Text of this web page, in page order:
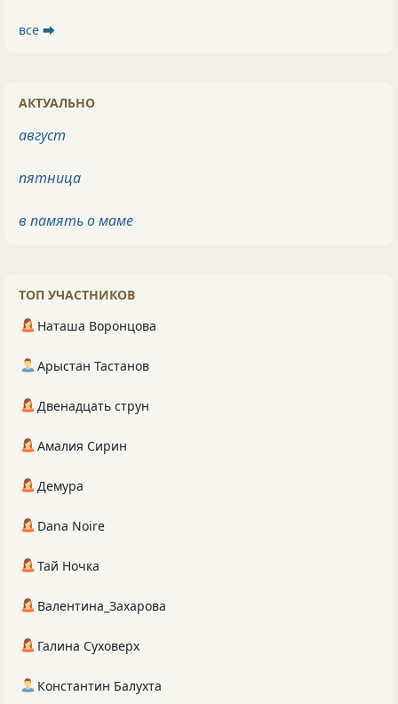
все ⮕
АКТУАЛЬНО
август
пятница
в память о маме
ТОП УЧАСТНИКОВ
Наташа Воронцова
Арыстан Тастанов
Двенадцать струн
Амалия Сирин
Демура
Dana Noire
Тай Ночка
Валентина_Захарова
Галина Суховерх
Константин Балухта